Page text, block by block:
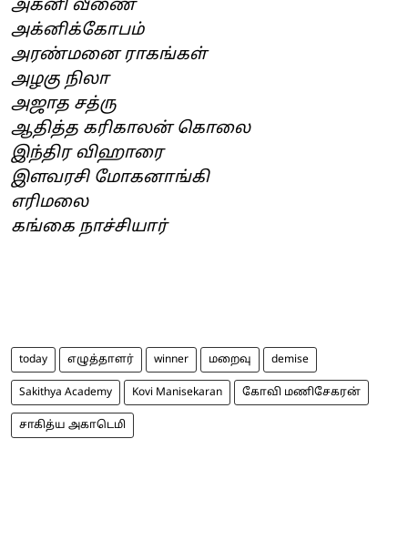
அக்னி வீணை
அக்னிக்கோபம்
அரண்மனை ராகங்கள்
அழகு நிலா
அஜாத சத்ரு
ஆதித்த கரிகாலன் கொலை
இந்திர விஹாரை
இளவரசி மோகனாங்கி
எரிமலை
கங்கை நாச்சியார்
today எழுத்தாளர் winner மறைவு demise
Sakithya Academy Kovi Manisekaran கோவி மணிசேகரன்
சாகித்ய அகாடெமி